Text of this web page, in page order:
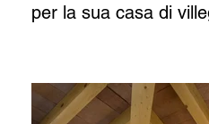
per la sua casa di